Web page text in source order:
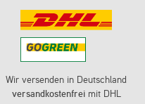
Wir versenden in Deutschland
versandkostenfreimit DHL